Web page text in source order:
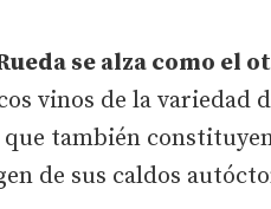
se alza como el
vinos de la variedad
también
de sus caldos